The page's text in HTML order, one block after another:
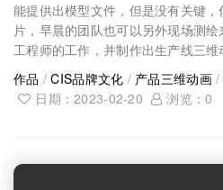
能提供出模型文件，但是没有关键
片，早晨的团队也可以另外现场测
工程师的工作，并制作出生产线三维
作品 /CIS品牌文化 / 产品三维动画/
日期：2023-02-20
浏览：0